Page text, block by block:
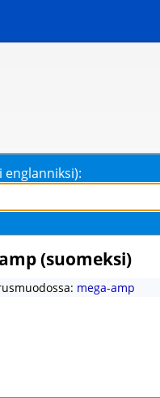
englanniksi):
(suomeksi)
mega-amp